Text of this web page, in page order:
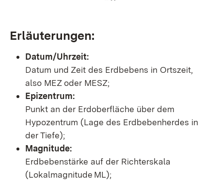
Erläuterungen:
Datum/Uhrzeit:
Datum und Zeit des Erdbebens in Ortszeit,
also MEZ oder MESZ;
Epizentrum:
Punkt an der Erdoberfläche über dem
Hypozentrum (Lage des Erdbebenherdes in
der Tiefe);
Magnitude:
Erdbebenstärke auf der Richterskala
(Lokalmagnitude ML);